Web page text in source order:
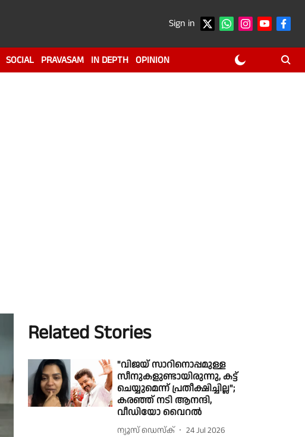
Sign in
SOCIAL PRAVASAM IN DEPTH OPINION
Related Stories
"വിജയ് സാറിനൊപ്പമുള്ള
സീനുകളുണ്ടായിരുന്നു, കട്ട്
ചെയ്യുമെന്ന് പ്രതീക്ഷിച്ചില്ല";
കരഞ്ഞ് നടി ആനന്ദി,
വീഡിയോ വൈറൽ
ന്യൂസ് ഡെസ്ക് 24 Jul 2026